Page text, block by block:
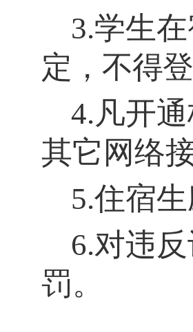
3.学生
定，不得
4.凡开
其它网络
5.住宿
6.对违
罚。